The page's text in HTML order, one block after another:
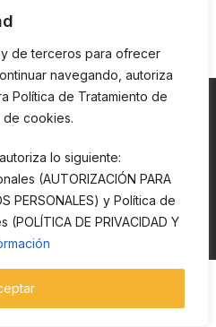
de terceros para ofrecer
navegando, autoriza
Política de Tratamiento de
de cookies.
lo siguiente:
(AUTORIZACIÓN PARA
PERSONALES) y Política de
DE PRIVACIDAD Y
son propiedad de CECOMEX S.A.
o explotación en su totalidad o
los derechos reservados.
Agencia DigitalCopyright 2023